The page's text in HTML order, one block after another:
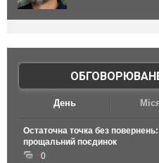
День
Остаточна точка без
прощальний поєдинок
0